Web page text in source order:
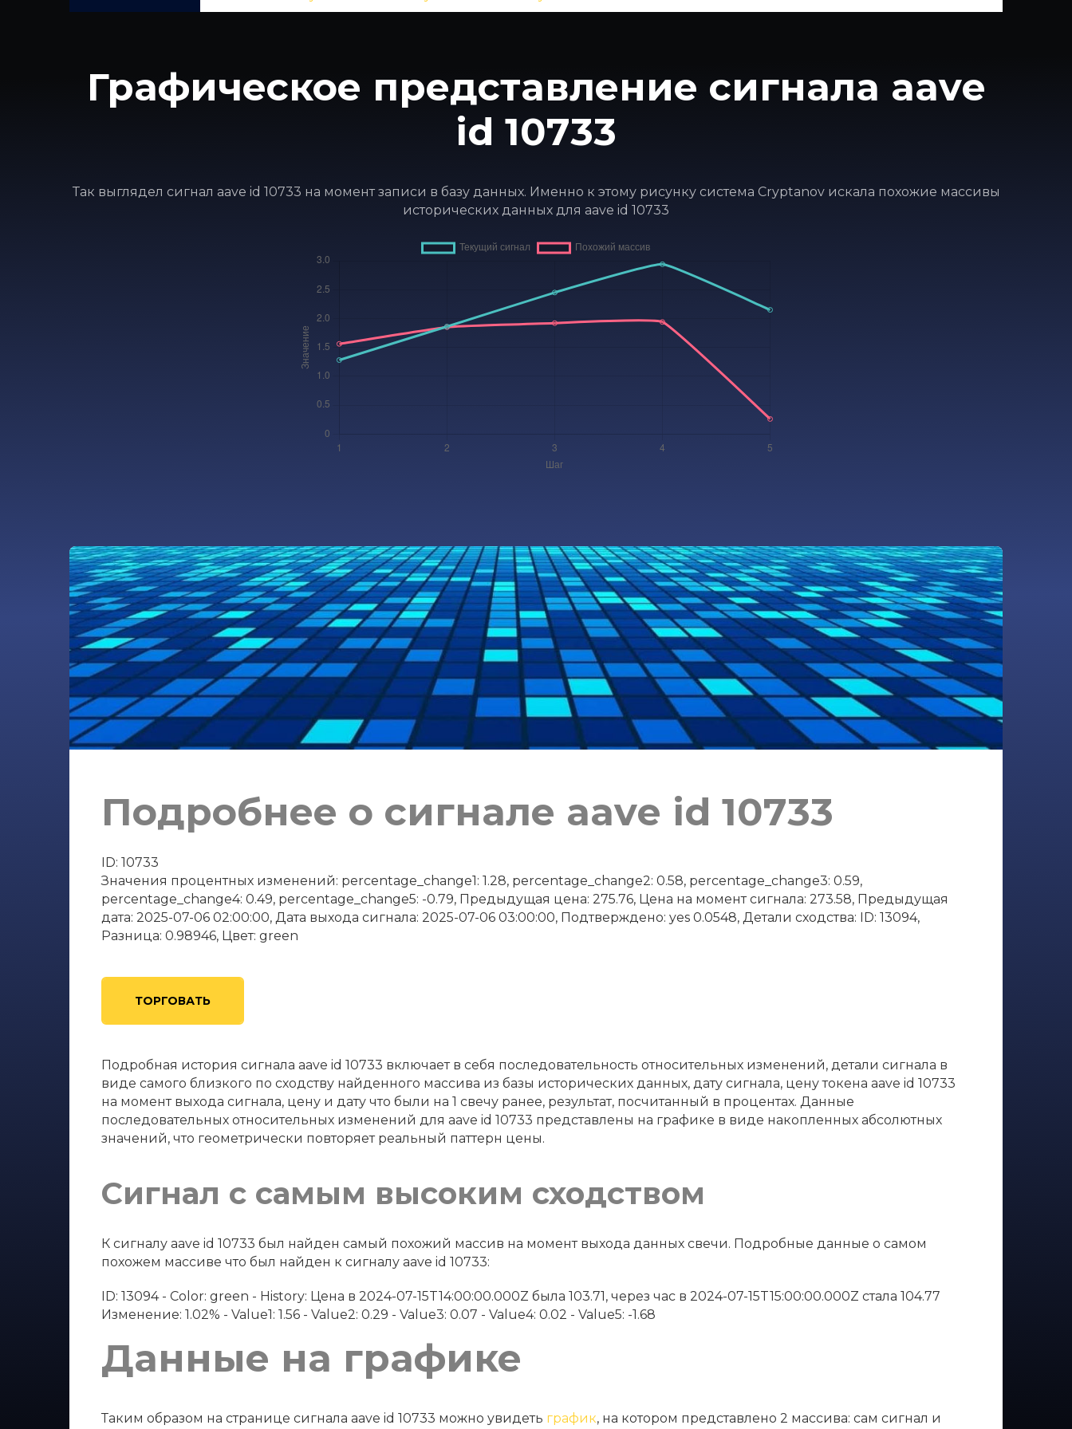
Графическое представление сигнала aave
id 10733
Так выглядел сигнал aave id 10733 на момент записи в базу данных. Именно к этому рисунку система Cryptanov искала похожие массивы
исторических данных для aave id 10733
Подробнее о сигнале aave id 10733
ID: 10733
Значения процентных изменений: percentage_change1: 1.28, percentage_change2: 0.58, percentage_change3: 0.59,
percentage_change4: 0.49, percentage_change5: -0.79, Предыдущая цена: 275.76, Цена на момент сигнала: 273.58, Предыдущая
дата: 2025-07-06 02:00:00, Дата выхода сигнала: 2025-07-06 03:00:00, Подтверждено: yes 0.0548, Детали сходства: ID: 13094,
Разница: 0.98946, Цвет: green
ТОРГОВАТЬ
Подробная история сигнала aave id 10733 включает в себя последовательность относительных изменений, детали сигнала в
виде самого близкого по сходству найденного массива из базы исторических данных, дату сигнала, цену токена aave id 10733
на момент выхода сигнала, цену и дату что были на 1 свечу ранее, результат, посчитанный в процентах. Данные
последовательных относительных изменений для aave id 10733 представлены на графике в виде накопленных абсолютных
значений, что геометрически повторяет реальный паттерн цены.
Сигнал с самым высоким сходством
К сигналу aave id 10733 был найден самый похожий массив на момент выхода данных свечи. Подробные данные о самом
похожем массиве что был найден к сигналу aave id 10733:
ID: 13094 - Color: green - History: Цена в 2024-07-15T14:00:00.000Z была 103.71, через час в 2024-07-15T15:00:00.000Z стала 104.77
Изменение: 1.02% - Value1: 1.56 - Value2: 0.29 - Value3: 0.07 - Value4: 0.02 - Value5: -1.68
Данные на графике
Таким образом на странице сигнала aave id 10733 можно увидеть график, на котором представлено 2 массива: сам сигнал и